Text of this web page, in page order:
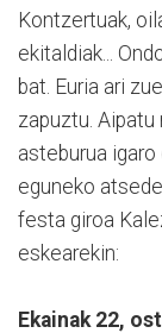
Kontzertuak,
ekitaldiak...
bat. Euria ari
zapuztu.
asteburua igaro
eguneko
festa giroa
eskearekin:
Ekainak 22,